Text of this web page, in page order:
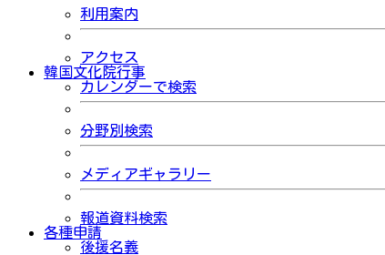
利用案内
アクセス
韓国文化院行事
カレンダーで検索
分野別検索
メディアギャラリー
報道資料検索
各種申請
後援名義